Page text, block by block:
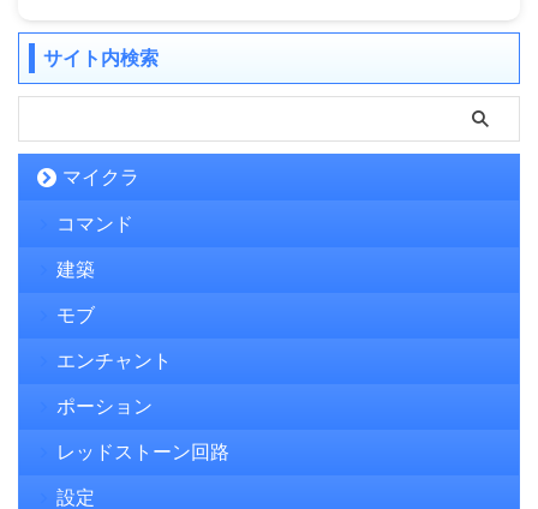
サイト内検索
マイクラ
コマンド
建築
モブ
エンチャント
ポーション
レッドストーン回路
設定